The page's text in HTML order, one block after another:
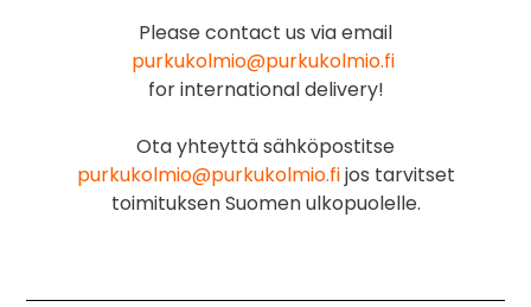
Please contact us via email
purkukolmio@purkukolmio.fi
for international delivery!
Ota yhteyttä sähköpostitse
purkukolmio@purkukolmio.fijos tarvitset
toimituksen Suomen ulkopuolelle.